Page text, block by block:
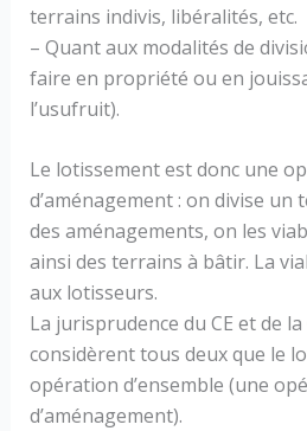
terrains indivis, libéralités, etc.
– Quant aux modalités de
faire en propriété ou en
l’usufruit).
Le lotissement est donc une
d’aménagement : on divise
des aménagements, on les
ainsi des terrains à bâtir. La
aux lotisseurs.
La jurisprudence du CE et de
considèrent tous deux que le
opération d’ensemble (une
d’aménagement).